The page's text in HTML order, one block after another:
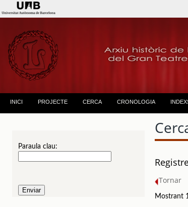
INICI PROJECTE CERCA CRONOLOGIA
Paraula clau:
Tornar
Mostrant